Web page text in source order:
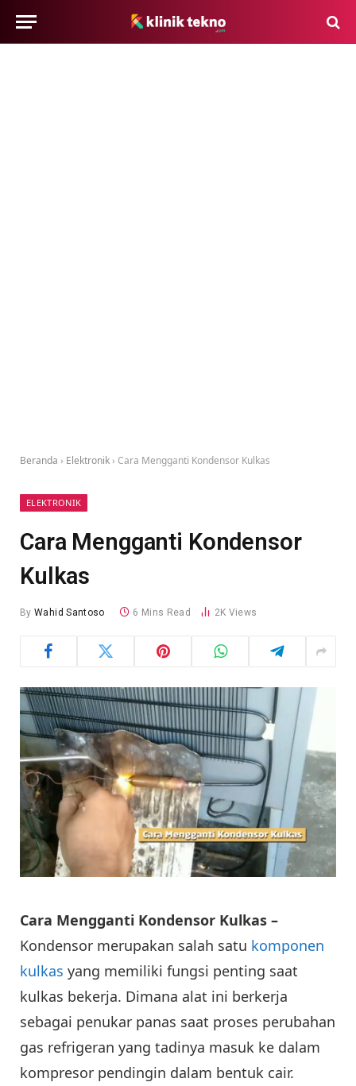
Beranda › Elektronik › Cara Mengganti Kondensor Kulkas
ELEKTRONIK
Cara Mengganti Kondensor
Kulkas
By Wahid Santoso 6 Mins Read 2K Views
Cara Mengganti Kondensor Kulkas –
Kondensor merupakan salah satu komponen
kulkas yang memiliki fungsi penting saat
kulkas bekerja. Dimana alat ini berkerja
sebagai penukar panas saat proses perubahan
gas refrigeran yang tadinya masuk ke dalam
kompresor pendingin dalam bentuk cair.